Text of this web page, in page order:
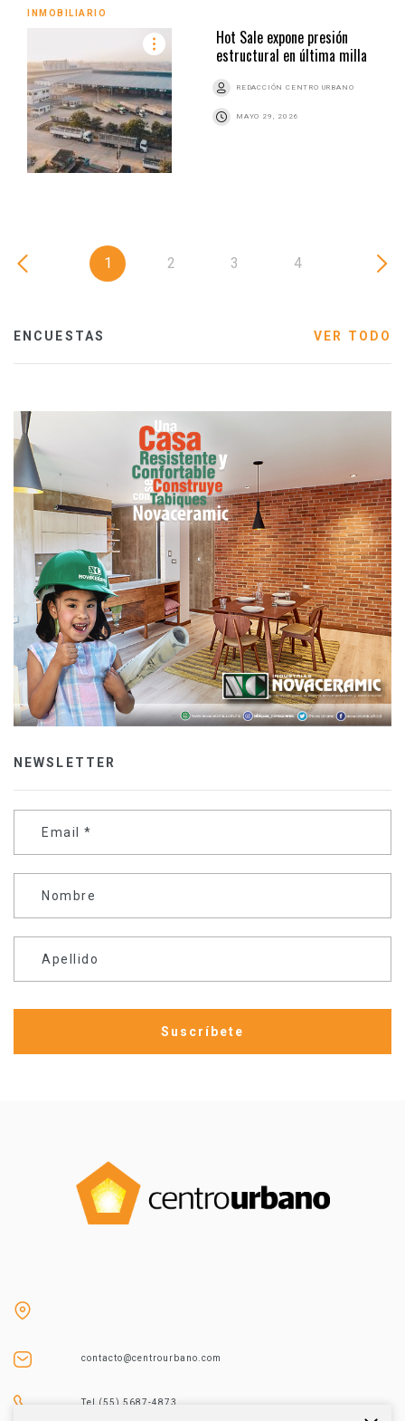
INMOBILIARIO
Hot Sale expone presión
estructural en última milla
REDACCIÓN CENTRO URBANO
MAYO 29, 2026
1 2 3 4
ENCUESTAS VER TODO
NEWSLETTER
Email *
Nombre
Apellido
contacto@centrourbano.com
Tel (55) 5687-4873